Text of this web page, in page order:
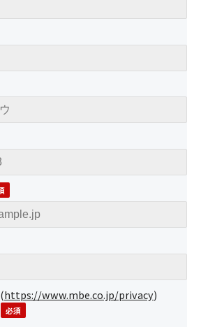
(https://www.mbe.co.jp/privacy)